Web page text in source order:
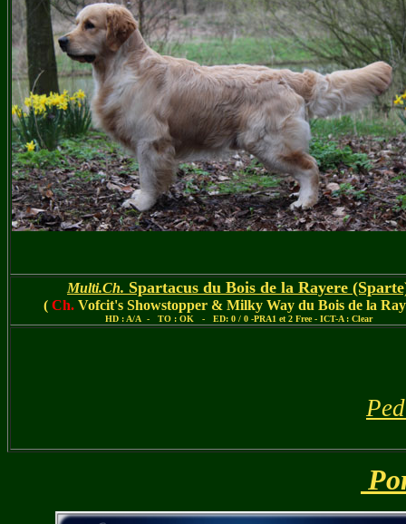
Multi.Ch. Spartacus du Bois de la Rayere
( Ch. Vofcit's Showstopper & Milky Way du Bois de la
HD : A/A - TO : OK - ED: 0 / 0 -PRA1 et 2 Free - ICT-A : Clear